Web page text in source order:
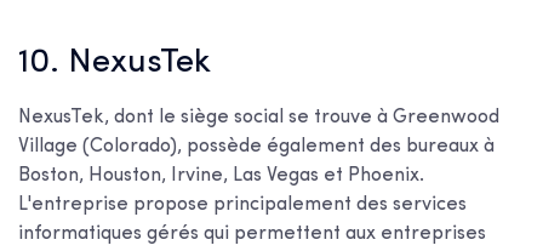
10. NexusTek
NexusTek, dont le siège social se trouve à Greenwood
Village (Colorado), possède également des bureaux à
Boston, Houston, Irvine, Las Vegas et Phoenix.
L'entreprise propose principalement des services
informatiques gérés qui permettent aux entreprises